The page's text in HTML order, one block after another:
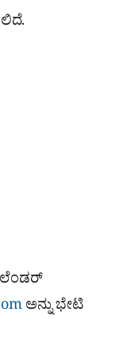
ಅನ್ನು ಭೇಟಿ